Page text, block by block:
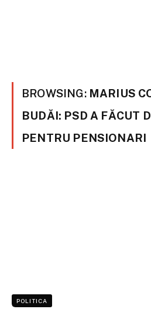
BROWSING: MARIUS
BUDĂI: PSD A FĂCUT
PENTRU PENSIONARI
POLITICA